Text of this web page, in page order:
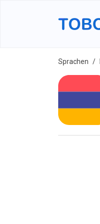
Sprachen